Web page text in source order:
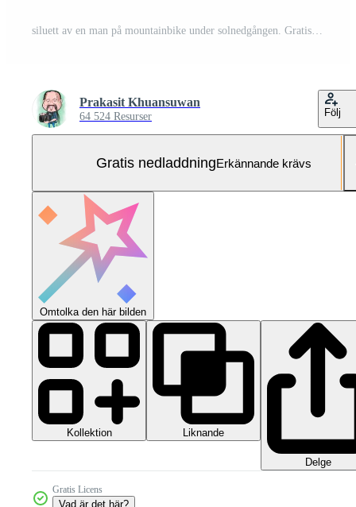
siluett av en man på mountainbike under solnedgången. Gratis Foto
Prakasit Khuansuwan
64 524 Resurser Följ
Gratis nedladdningErkännande krävs
Omtolka den här bilden
Kollektion Liknande
Delge
Gratis Licens
Vad är det här?